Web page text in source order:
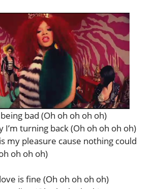
bad (Oh oh oh oh oh)
I’m turning back (Oh oh oh oh oh)
my pleasure cause nothing could
oh oh oh)
is fine (Oh oh oh oh oh)